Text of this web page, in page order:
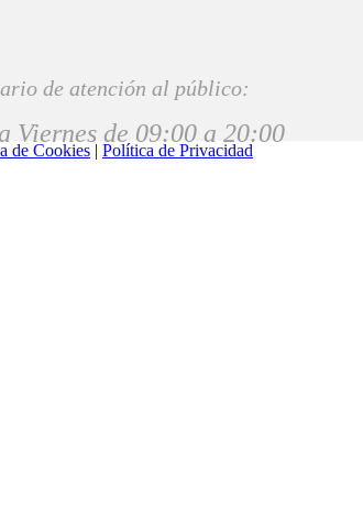
de atención al público:
Viernes de 09:00 a 20:00
de Cookies | Política de Privacidad